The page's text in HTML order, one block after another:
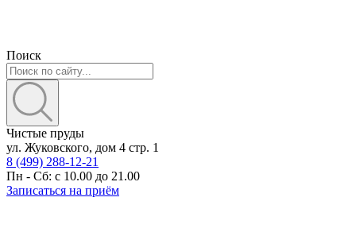
Поиск
Чистые пруды
ул. Жуковского, дом 4 стр. 1
8 (499) 288-12-21
Пн - Сб: с 10.00 до 21.00
Записаться на приём